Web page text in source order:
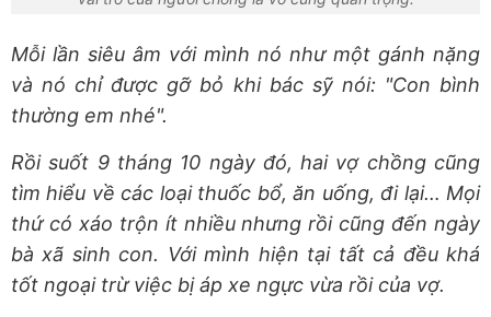
Mỗi lần siêu âm với mình nó như một gánh nặng
và nó chỉ được gỡ bỏ khi bác sỹ nói: "Con bình
thường em nhé".
Rồi suốt 9 tháng 10 ngày đó, hai vợ chồng cũng
tìm hiểu về các loại thuốc bổ, ăn uống, đi lại… Mọi
thứ có xáo trộn ít nhiều nhưng rồi cũng đến ngày
bà xã sinh con. Với mình hiện tại tất cả đều khá
tốt ngoại trừ việc bị áp xe ngực vừa rồi của vợ.